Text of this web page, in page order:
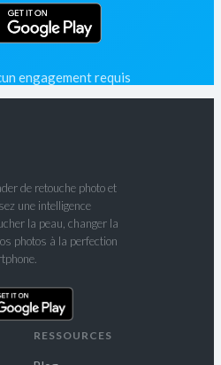
engagement requis
de retouche photo et
une intelligence
la peau, changer la
photos à la perfection
RESSOURCES